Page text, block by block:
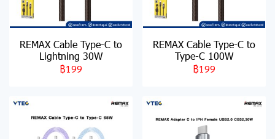
REMAX Cable Type-C to
Lightning 30W
฿199
REMAX Cable Type-C to
Type-C 100W
฿199